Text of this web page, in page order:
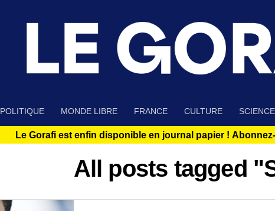
POLITIQUE MONDE LIBRE FRANCE CULTURE
Le Gorafi est enfin disponible en journal papier !
All posts tagged